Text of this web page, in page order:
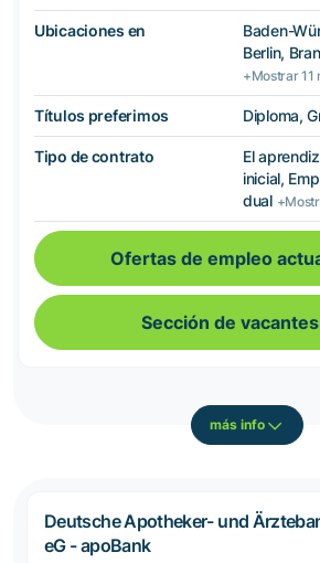
Ubicaciones en
Baden-
Berlin,
+Mostrar 11
Títulos preferimos Diploma,
Tipo de contrato
El
inicial,
dual
Ofertas de empleo
Sección de vacantes
más info
Deutsche Apotheker- und
eG - apoBank